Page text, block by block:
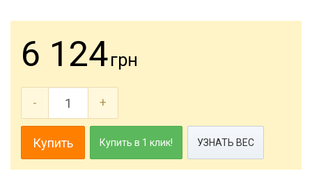
6 124грн
- +
Купить Купить в 1 клик! УЗНАТЬ ВЕС